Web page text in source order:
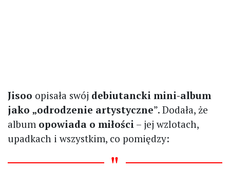
Jisoo opisała swój debiutancki mini-album
jako „odrodzenie artystyczne”. Dodała, że
album opowiada o miłości – jej wzlotach,
upadkach i wszystkim, co pomiędzy: